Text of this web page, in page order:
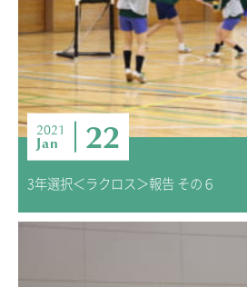
2021
Jan 22
3年選択＜ラクロス＞報告 その６